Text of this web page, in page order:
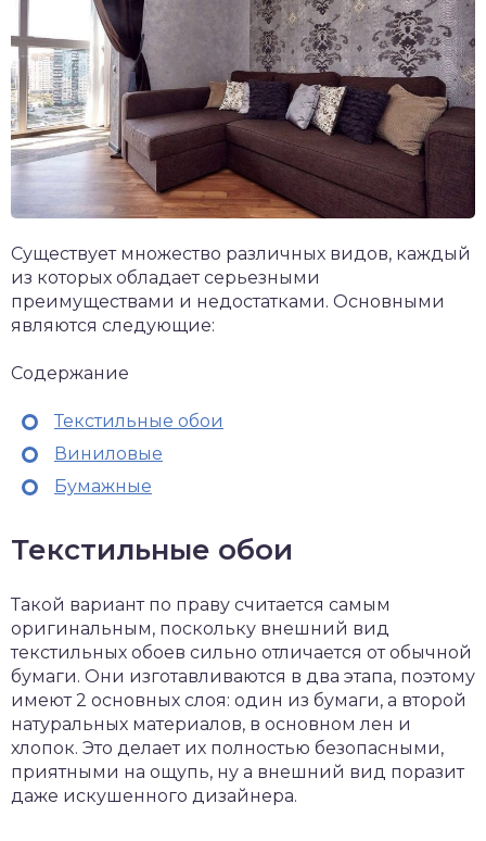
Существует множество различных видов, каждый
из которых обладает серьезными
преимуществами и недостатками. Основными
являются следующие:
Содержание
Текстильные обои
Виниловые
Бумажные
Текстильные обои
Такой вариант по праву считается самым
оригинальным, поскольку внешний вид
текстильных обоев сильно отличается от обычной
бумаги. Они изготавливаются в два этапа, поэтому
имеют 2 основных слоя: один из бумаги, а второй
натуральных материалов, в основном лен и
хлопок. Это делает их полностью безопасными,
приятными на ощупь, ну а внешний вид поразит
даже искушенного дизайнера.